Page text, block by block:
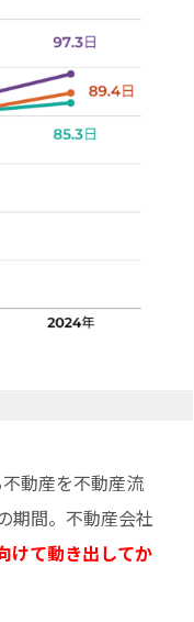
動産を不動産流
期間。不動産会社
けて動き出してか